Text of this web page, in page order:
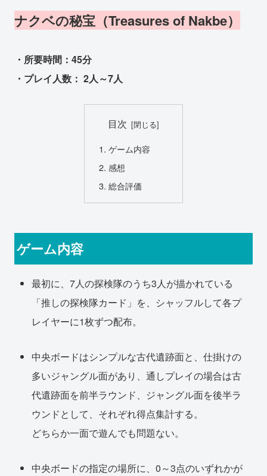
ナクベの秘宝（Treasures of Nakbe）
・所要時間：45分
・プレイ人数： 2人～7人
目次
ゲーム内容
感想
総合評価
ゲーム内容
最初に、7人の探検隊のうち3人が描かれている
「推しの探検隊カード」を、シャッフルして各プ
レイヤーに1枚ずつ配布。
中央ボードはシンプルな古代遺跡面と、仕掛けの
多いジャングル面があり、通しプレイの場合は古
代遺跡面を前半ラウンド、ジャングル面を後半ラ
ウンドとして、それぞれ得点集計する。
どちらか一面で遊んでも問題ない。
中央ボードの指定の場所に、0～3点のいずれかが